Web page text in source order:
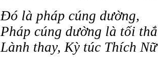
Đó là pháp cúng dường,
Pháp cúng dường là tối
Lành thay, Kỳ túc Thích